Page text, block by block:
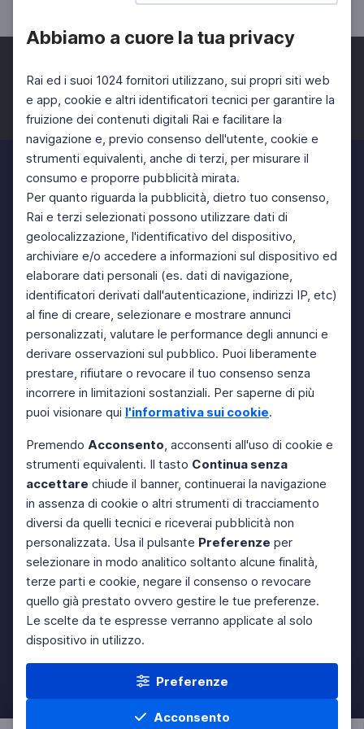
Abbiamo a cuore la tua privacy
Rai ed i suoi 1024 fornitori utilizzano, sui propri siti web
e app, cookie e altri identificatori tecnici per garantire la
fruizione dei contenuti digitali Rai e facilitare la
navigazione e, previo consenso dell'utente, cookie e
strumenti equivalenti, anche di terzi, per misurare il
consumo e proporre pubblicità mirata.
Per quanto riguarda la pubblicità, dietro tuo consenso,
Rai e terzi selezionati possono utilizzare dati di
geolocalizzazione, l'identificativo del dispositivo,
archiviare e/o accedere a informazioni sul dispositivo ed
elaborare dati personali (es. dati di navigazione,
identificatori derivati dall'autenticazione, indirizzi IP, etc)
al fine di creare, selezionare e mostrare annunci
personalizzati, valutare le performance degli annunci e
derivare osservazioni sul pubblico. Puoi liberamente
prestare, rifiutare o revocare il tuo consenso senza
incorrere in limitazioni sostanziali. Per saperne di più
puoi visionare qui l'informativa sui cookie.
Premendo Acconsento, acconsenti all'uso di cookie e
strumenti equivalenti. Il tasto Continua senza
accettare chiude il banner, continuerai la navigazione
in assenza di cookie o altri strumenti di tracciamento
diversi da quelli tecnici e riceverai pubblicità non
personalizzata. Usa il pulsante Preferenze per
selezionare in modo analitico soltanto alcune finalità,
terze parti e cookie, negare il consenso o revocare
quello già prestato ovvero gestire le tue preferenze.
Le scelte da te espresse verranno applicate al solo
dispositivo in utilizzo.
Preferenze
Acconsento
Facebook Twitter Instagram